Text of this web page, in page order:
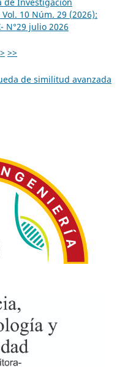
de Investigación
10 Núm. 29 (2026):
N°29 julio 2026
> >>
de similitud avanzada